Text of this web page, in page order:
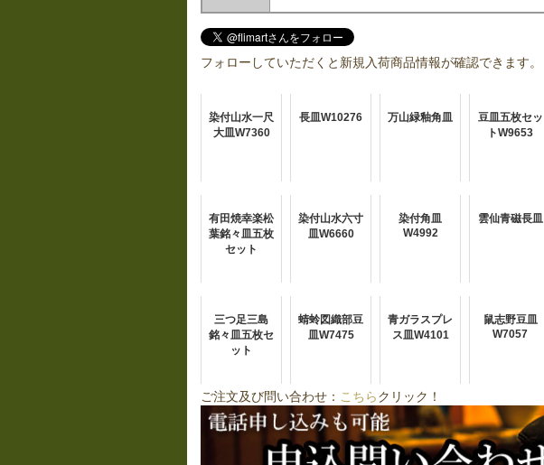
フォローしていただくと新規入荷商品情報が確認できます。
染付山水一尺
大皿W7360
長皿W10276 万山緑釉角皿
豆皿五枚セッ
トW9653
有田焼幸楽松
葉銘々皿五枚
セット
染付山水六寸
皿W6660
染付角皿
W4992
雲仙青磁長皿
三つ足三島
銘々皿五枚セ
ット
蜻蛉図織部豆
皿W7475
青ガラスプレ
ス皿W4101
鼠志野豆皿
W7057
ご注文及び問い合わせ： こちらクリック！